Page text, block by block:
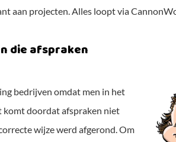
aan projecten. Alles loopt via
die afspraken
bedrijven omdat men in het
komt doordat afspraken niet
wijze werd afgerond. Om